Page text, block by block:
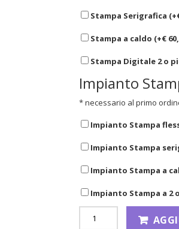
Stampa Serigrafica (+
Stampa a caldo (+€
Stampa Digitale 2 o
Impianto
* necessario al primo
Impianto Stampa
Impianto Stampa
Impianto Stampa a
Impianto Stampa a 2